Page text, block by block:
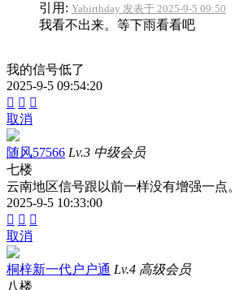
引用: Yabirthday 发表于 2025-9-5 09:50
我看不出来。等下雨看看吧
我的信号低了
2025-9-5 09:54:20
  
取消
随风57566 Lv.3 中级会员
七楼
云南地区信号跟以前一样没有增强一点。
2025-9-5 10:33:00
  
取消
桐梓新一代户户通 Lv.4 高级会员
八楼